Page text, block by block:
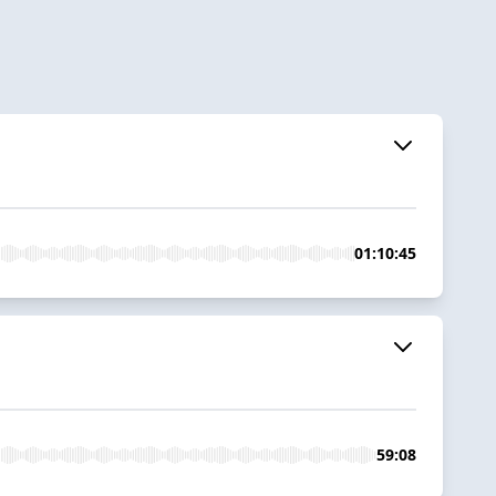
01:10:45
59:08